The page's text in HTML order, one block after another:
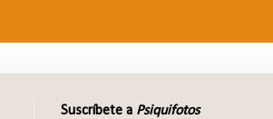
Suscríbete a Psiquifotos